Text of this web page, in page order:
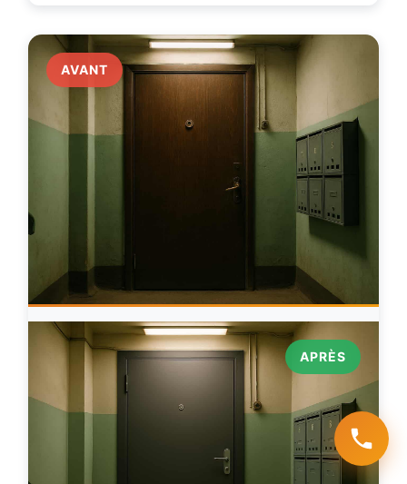
AVANT
APRÈS